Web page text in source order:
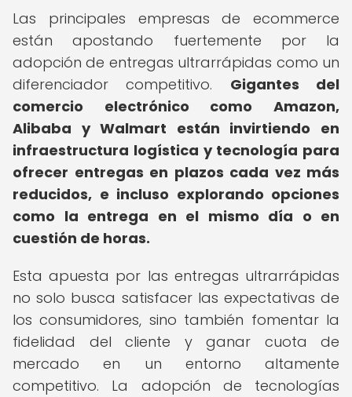
Las principales empresas de ecommerce
están apostando fuertemente por la
adopción de entregas ultrarrápidas como un
diferenciador competitivo. Gigantes del
comercio electrónico como Amazon,
Alibaba y Walmart están invirtiendo en
infraestructura logística y tecnología para
ofrecer entregas en plazos cada vez más
reducidos, e incluso explorando opciones
como la entrega en el mismo día o en
cuestión de horas.
Esta apuesta por las entregas ultrarrápidas
no solo busca satisfacer las expectativas de
los consumidores, sino también fomentar la
fidelidad del cliente y ganar cuota de
mercado en un entorno altamente
competitivo. La adopción de tecnologías